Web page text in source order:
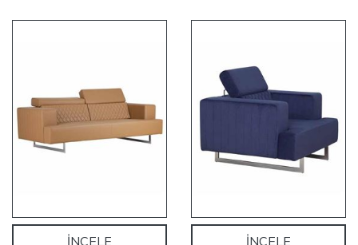
İNCELE İNCELE